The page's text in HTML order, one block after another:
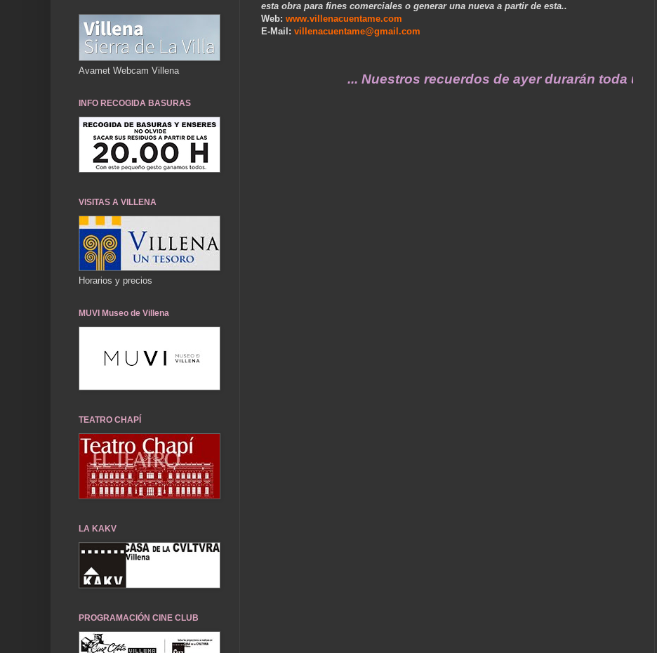
esta obra para fines comerciales o generar una nueva a partir de esta..
Web: www.villenacuentame.com
E-Mail: villenacuentame@gmail.com
... Nuestros recuerdos de ayer durarán toda una vida ....
Avamet Webcam Villena
INFO RECOGIDA BASURAS
VISITAS A VILLENA
Horarios y precios
MUVI Museo de Villena
TEATRO CHAPÍ
LA KAKV
PROGRAMACIÓN CINE CLUB